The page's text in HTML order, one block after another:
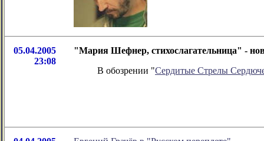
05.04.2005
23:08
"Мария Шефнер, стихослагательница" -
В обозрении "Сердитые Стрелы